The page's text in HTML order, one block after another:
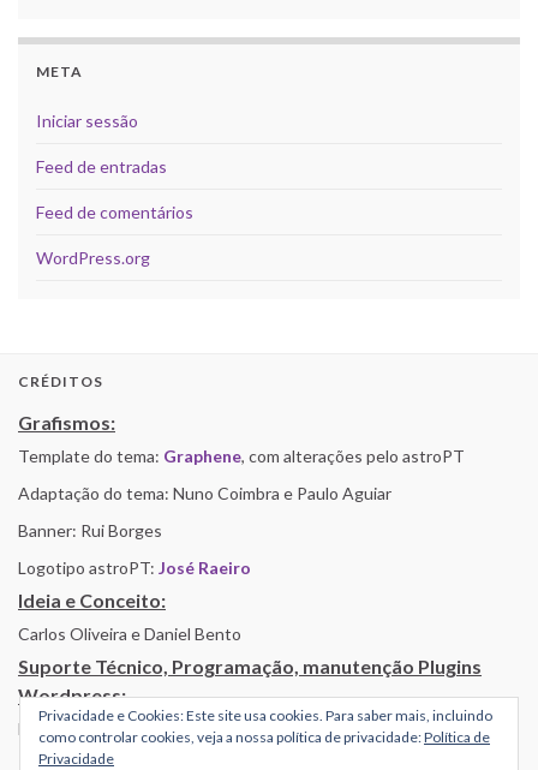
META
Iniciar sessão
Feed de entradas
Feed de comentários
WordPress.org
CRÉDITOS
Grafismos:
Template do tema: Graphene, com alterações pelo astroPT
Adaptação do tema: Nuno Coimbra e Paulo Aguiar
Banner: Rui Borges
Logotipo astroPT: José Raeiro
Ideia e Conceito:
Carlos Oliveira e Daniel Bento
Suporte Técnico, Programação, manutenção Plugins
Wordpress:
Nuno Coimbra
Privacidade e Cookies: Este site usa cookies. Para saber mais, incluindo
como controlar cookies, veja a nossa política de privacidade:Política de
Privacidade